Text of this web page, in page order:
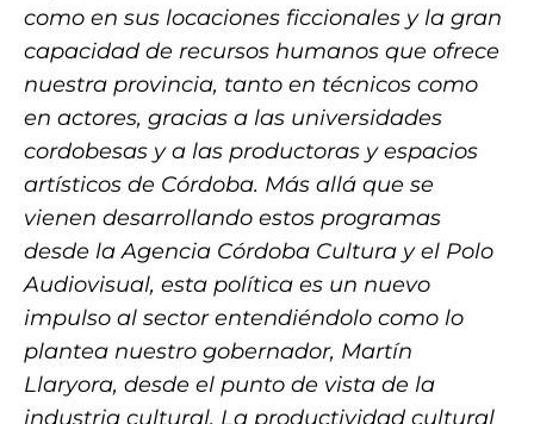
como en sus locaciones ficcionales y la gran
capacidad de recursos humanos que ofrece
nuestra provincia, tanto en técnicos como
en actores, gracias a las universidades
cordobesas y a las productoras y espacios
artísticos de Córdoba. Más allá que se
vienen desarrollando estos programas
desde la Agencia Córdoba Cultura y el Polo
Audiovisual, esta política es un nuevo
impulso al sector entendiéndolo como lo
plantea nuestro gobernador, Martín
Llaryora, desde el punto de vista de la
industria cultural. La productividad cultural